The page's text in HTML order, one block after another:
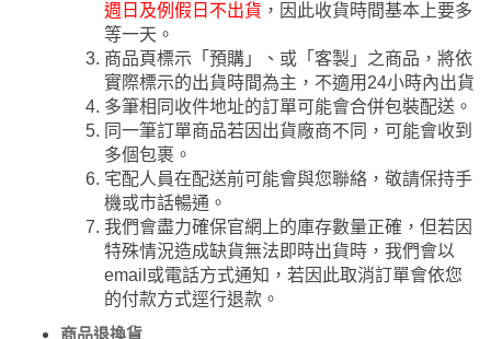
週日及例假日不出貨 ，因此收貨時間基本上要多
等一天。
商品頁標示「預購」、或「客製」之商品，將依
實際標示的出貨時間為主，不適用24小時內出貨
多筆相同收件地址的訂單可能會合併包裝配送。
同一筆訂單商品若因出貨廠商不同，可能會收到
多個包裹。
宅配人員在配送前可能會與您聯絡，敬請保持手
機或市話暢通。
我們會盡力確保官網上的庫存數量正確，但若因
特殊情況造成缺貨無法即時出貨時，我們會以
email或電話方式通知，若因此取消訂單會依您
的付款方式逕行退款。
商品退換貨